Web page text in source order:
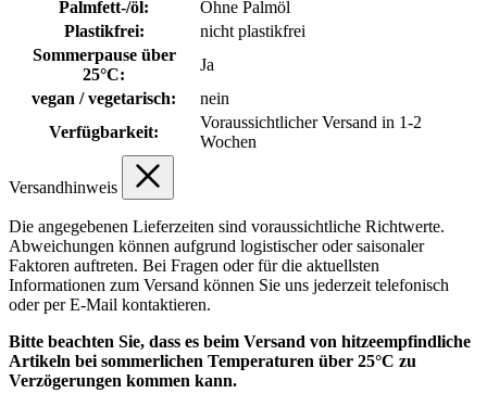
Palmfett-/öl:
Ohne Palmöl
Plastikfrei:
nicht plastikfrei
Sommerpause über
25°C:
Ja
vegan / vegetarisch:
nein
Verfügbarkeit:
Voraussichtlicher Versand in 1-2
Wochen
Versandhinweis
Die angegebenen Lieferzeiten sind voraussichtliche Richtwerte.
Abweichungen können aufgrund logistischer oder saisonaler
Faktoren auftreten. Bei Fragen oder für die aktuellsten
Informationen zum Versand können Sie uns jederzeit telefonisch
oder per E-Mail kontaktieren.
Bitte beachten Sie, dass es beim Versand von hitzeempfindliche
Artikeln bei sommerlichen Temperaturen über 25°C zu
Verzögerungen kommen kann.